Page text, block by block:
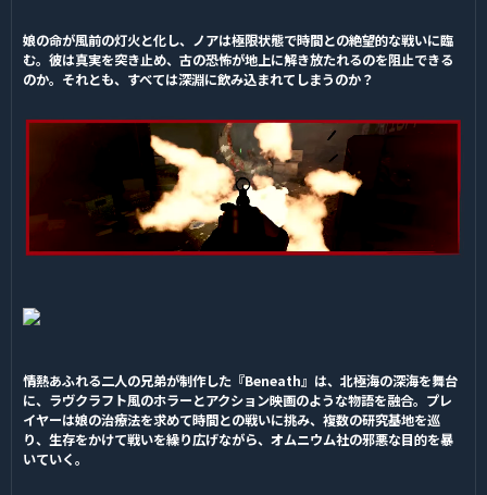
娘の命が風前の灯火と化し、ノアは極限状態で時間との絶望的な戦いに臨
む。彼は真実を突き止め、古の恐怖が地上に解き放たれるのを阻止できる
のか。それとも、すべては深淵に飲み込まれてしまうのか？
情熱あふれる二人の兄弟が制作した『Beneath』は、北極海の深海を舞台
に、ラヴクラフト風のホラーとアクション映画のような物語を融合。プレ
イヤーは娘の治療法を求めて時間との戦いに挑み、複数の研究基地を巡
り、生存をかけて戦いを繰り広げながら、オムニウム社の邪悪な目的を暴
いていく。